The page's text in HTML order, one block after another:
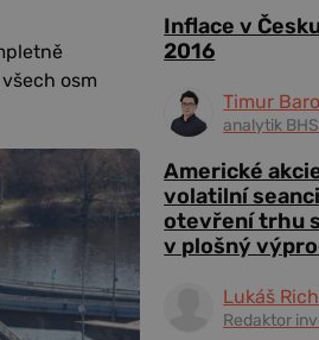
osm
Inflace v
2016
Timur
analytik BHS
Americké
volatilní
otevření trhu
v plošný
Lukáš
Redaktor